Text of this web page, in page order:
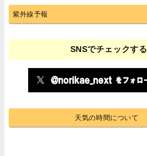
紫外線予報
SNSでチェックする
天気の時間について